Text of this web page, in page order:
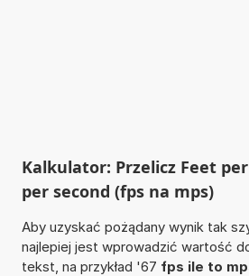
Kalkulator: Przelicz Feet
per second (fps na mps)
Aby uzyskać pożądany wynik tak
najlepiej jest wprowadzić wartość
tekst, na przykład '67 fps ile to